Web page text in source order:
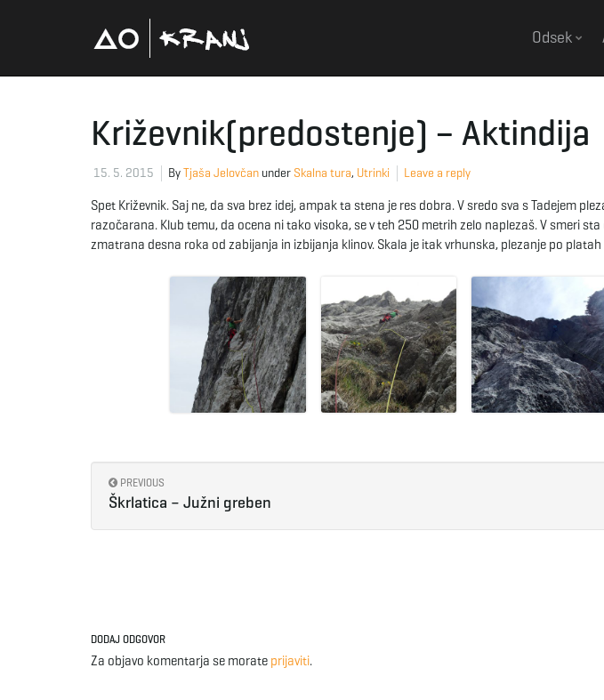
Odsek
Križevnik(predostenje) – Aktindija
15. 5. 2015 ByTjaša Jelovčan under Skalna tura, Utrinki Leave a reply
Spet Križevnik. Saj ne, da sva brez idej, ampak ta stena je res dobra. V sredo sva s Tadejem
razočarana. Klub temu, da ocena ni tako visoka, se v teh 250 metrih zelo naplezaš. V smeri
zmatrana desna roka od zabijanja in izbijanja klinov. Skala je itak vrhunska, plezanje po
PREVIOUS
Škrlatica – Južni greben
DODAJ ODGOVOR
Za objavo komentarja se morate prijaviti.